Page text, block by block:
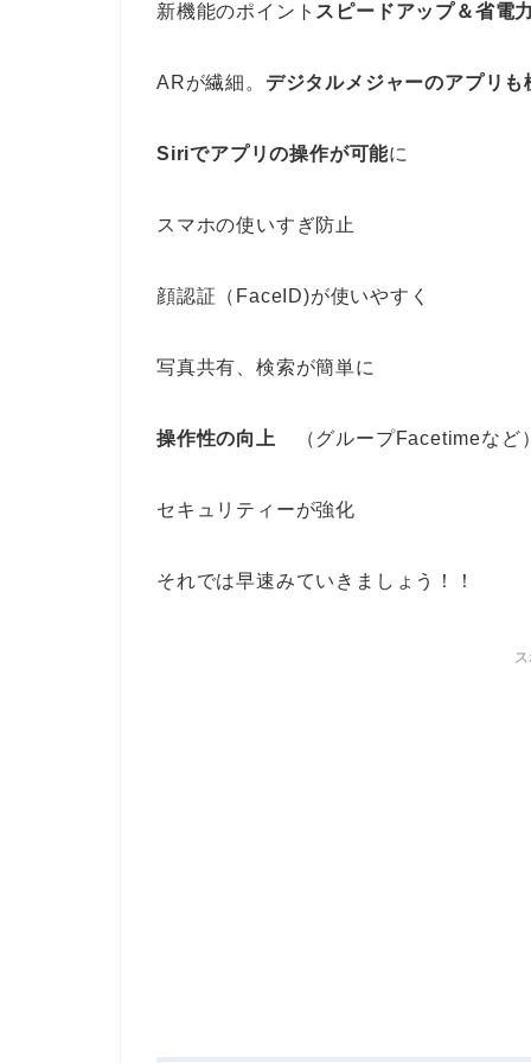
新機能のポイント スピードアップ＆省電力
ARが繊細。 デジタルメジャーのアプリも
Siriでアプリの操作が可能に
スマホの使いすぎ防止
顔認証（FaceID)が使いやすく
写真共有、検索が簡単に
操作性の向上 （グループFacetimeなど）
セキュリティーが強化
それでは早速みていきましょう！！